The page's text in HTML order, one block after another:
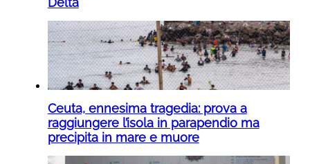
Ceuta, ennesima tragedia: prova a
raggiungere l’isola in parapendio ma
precipita in mare e muore